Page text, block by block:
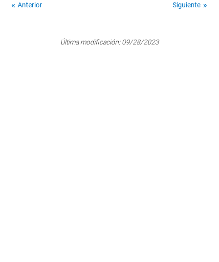
Anterior Siguiente
Última modificación:09/28/2023